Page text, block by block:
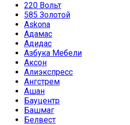
220 Вольт
585 Золотой
Askona
Адамас
Адидас
Азбука Мебели
Аксон
Алиэкспресс
Ангстрем
Ашан
Бауцентр
Башмаг
Белвест